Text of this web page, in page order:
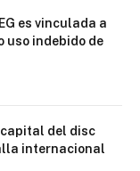
es vinculada a
uso indebido de
capital del disc
internacional